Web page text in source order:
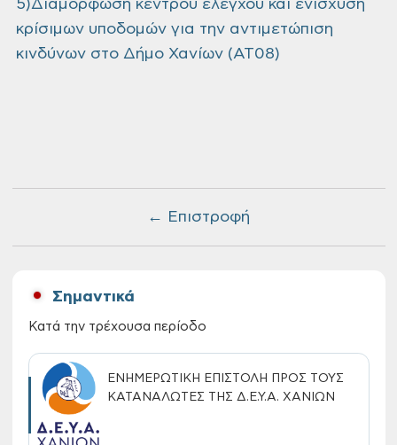
← Επιστροφή
5)Διαμόρφωση κέντρου ελέγχου και ενίσχυση
κρίσιμων υποδομών για την αντιμετώπιση
κινδύνων στο Δήμο Χανίων (ΑΤ08)
Σημαντικά
Κατά την τρέχουσα περίοδο
ΕΝΗΜΕΡΩΤΙΚΗ ΕΠΙΣΤΟΛΗ ΠΡΟΣ ΤΟΥΣ
ΚΑΤΑΝΑΛΩΤΕΣ ΤΗΣ Δ.Ε.Υ.Α. ΧΑΝΙΩΝ